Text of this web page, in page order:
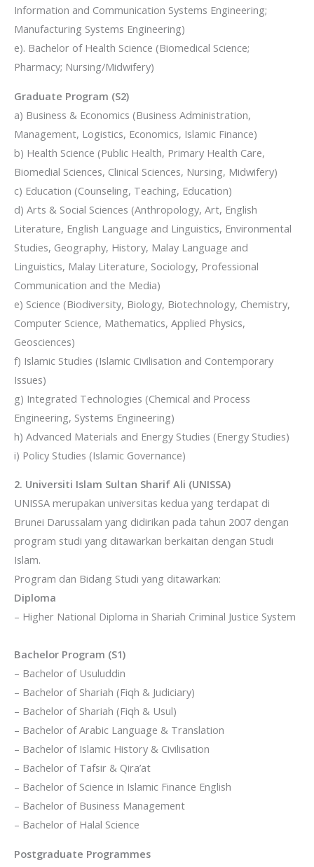
Information and Communication Systems Engineering;
Manufacturing Systems Engineering)
e). Bachelor of Health Science (Biomedical Science;
Pharmacy; Nursing/Midwifery)
Graduate Program (S2)
a) Business & Economics (Business Administration,
Management, Logistics, Economics, Islamic Finance)
b) Health Science (Public Health, Primary Health Care,
Biomedial Sciences, Clinical Sciences, Nursing, Midwifery)
c) Education (Counseling, Teaching, Education)
d) Arts & Social Sciences (Anthropology, Art, English
Literature, English Language and Linguistics, Environmental
Studies, Geography, History, Malay Language and
Linguistics, Malay Literature, Sociology, Professional
Communication and the Media)
e) Science (Biodiversity, Biology, Biotechnology, Chemistry,
Computer Science, Mathematics, Applied Physics,
Geosciences)
f) Islamic Studies (Islamic Civilisation and Contemporary
Issues)
g) Integrated Technologies (Chemical and Process
Engineering, Systems Engineering)
h) Advanced Materials and Energy Studies (Energy Studies)
i) Policy Studies (Islamic Governance)
2. Universiti Islam Sultan Sharif Ali (UNISSA)
UNISSA merupakan universitas kedua yang terdapat di
Brunei Darussalam yang didirikan pada tahun 2007 dengan
program studi yang ditawarkan berkaitan dengan Studi
Islam.
Program dan Bidang Studi yang ditawarkan:
Diploma
– Higher National Diploma in Shariah Criminal Justice System
Bachelor Program (S1)
– Bachelor of Usuluddin
– Bachelor of Shariah (Fiqh & Judiciary)
– Bachelor of Shariah (Fiqh & Usul)
– Bachelor of Arabic Language & Translation
– Bachelor of Islamic History & Civilisation
– Bachelor of Tafsir & Qira’at
– Bachelor of Science in Islamic Finance English
– Bachelor of Business Management
– Bachelor of Halal Science
Postgraduate Programmes